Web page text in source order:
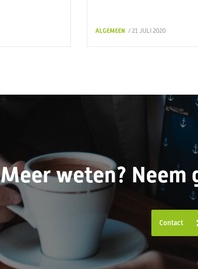
ALGEMEEN / 21 JULI 2020
Meer weten? Neem
Contact